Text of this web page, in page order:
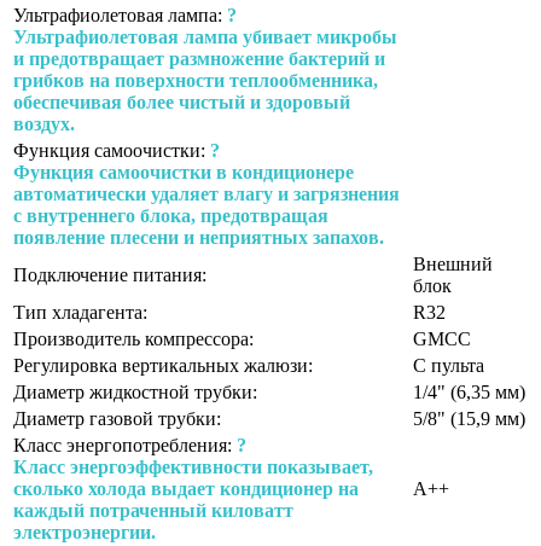
Ультрафиолетовая лампа: ?
Ультрафиолетовая лампа убивает микробы
и предотвращает размножение бактерий и
грибков на поверхности теплообменника,
обеспечивая более чистый и здоровый
воздух.
Функция самоочистки: ?
Функция самоочистки в кондиционере
автоматически удаляет влагу и загрязнения
с внутреннего блока, предотвращая
появление плесени и неприятных запахов.
Подключение питания:
Внешний
блок
Тип хладагента:
R32
Производитель компрессора:
GMCC
Регулировка вертикальных жалюзи:
С пульта
Диаметр жидкостной трубки:
1/4" (6,35 мм)
Диаметр газовой трубки:
5/8" (15,9 мм)
Класс энергопотребления: ?
Класс энергоэффективности показывает,
сколько холода выдает кондиционер на
каждый потраченный киловатт
электроэнергии.
A++